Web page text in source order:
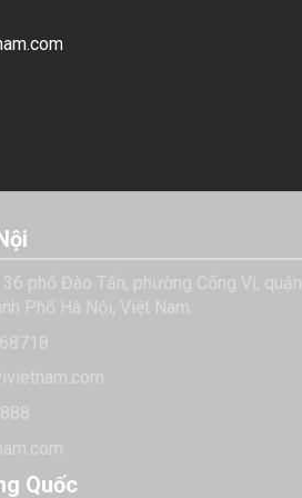
phố Đào Tấn, phường Cống Vị, quận
Phố Hà Nội, Việt Nam.
Quốc